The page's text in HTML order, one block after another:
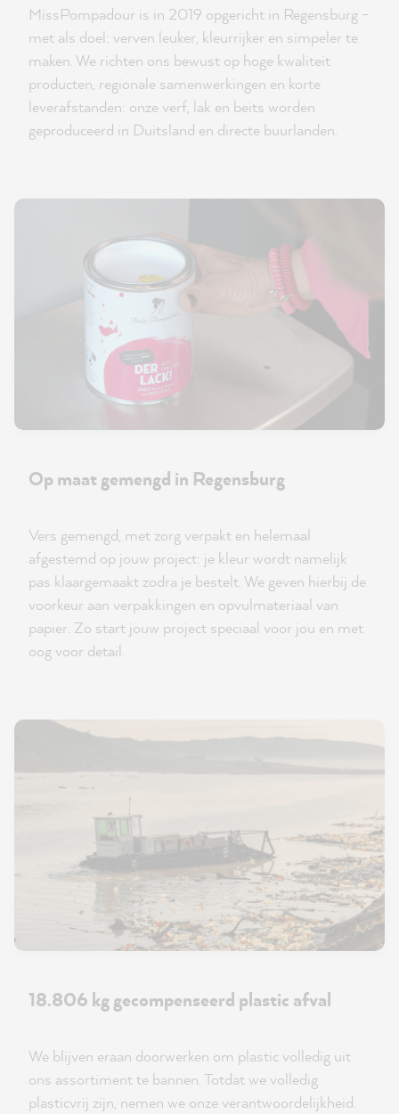
MissPompadour is in 2019 opgericht in Regensburg -
met als doel: verven leuker, kleurrijker en simpeler te
maken. We richten ons bewust op hoge kwaliteit
producten, regionale samenwerkingen en korte
leverafstanden: onze verf, lak en beits worden
geproduceerd in Duitsland en directe buurlanden.
Op maat gemengd in Regensburg
Vers gemengd, met zorg verpakt en helemaal
afgestemd op jouw project: je kleur wordt namelijk
pas klaargemaakt zodra je bestelt. We geven hierbij de
voorkeur aan verpakkingen en opvulmateriaal van
papier. Zo start jouw project speciaal voor jou en met
oog voor detail.
18.806 kg gecompenseerd plastic afval
We blijven eraan doorwerken om plastic volledig uit
ons assortiment te bannen. Totdat we volledig
plasticvrij zijn, nemen we onze verantwoordelijkheid.